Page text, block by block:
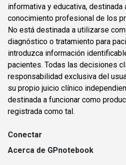
informativa y educativa,
conocimiento profesional de los
No está destinada a utilizarse
diagnóstico o tratamiento para
introduzca información
pacientes. Todas las decisiones
responsabilidad exclusiva del
su propio juicio clínico
destinada a funcionar como
registrada como tal.
Conectar
Acerca de GPnotebook